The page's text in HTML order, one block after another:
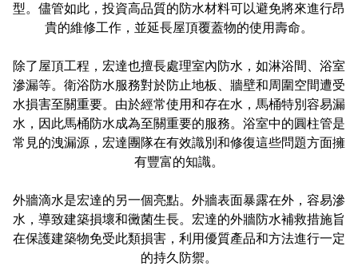
型。儘管如此，投資高品質的防水材料可以避免將來進行昂
貴的維修工作，並延長屋頂覆蓋物的使用壽命。
除了屋頂工程，宏達也擅長處理室內防水，如淋浴間、浴室
滲漏等。衛浴防水服務對於防止地板、牆壁和周圍空間遭受
水損害至關重要。由於經常使用和存在水，馬桶特別容易漏
水，因此馬桶防水成為至關重要的服務。浴室中的圓柱管是
常見的洩漏源，宏達團隊在有效識別和修復這些問題方面擁
有豐富的知識。
外牆滴水是宏達的另一個亮點。外牆表面暴露在外，容易滲
水，導致建築損壞和黴菌生長。宏達的外牆防水補救措施旨
在保護建築物免受此類損害，利用優質產品和方法進行一定
的持久防禦。